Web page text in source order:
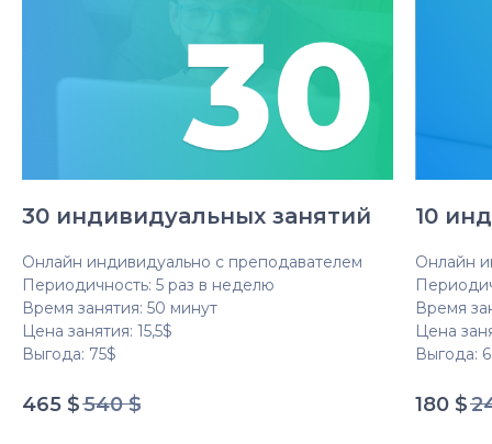
30 индивидуальных занятий
Онлайн индивидуально с преподавателем
Периодичность: 5 раз в неделю
Время занятия: 50 минут
Цена занятия: 15,5$
Выгода: 75$
465 $540 $
10
Онлайн
Время
Цена
Выгода:
180 $